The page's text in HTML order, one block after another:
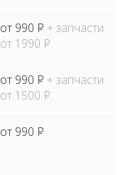
от 990 P + запчасти
от 1990 P
от 990 P + запчасти
от 1500 P
от 990 P